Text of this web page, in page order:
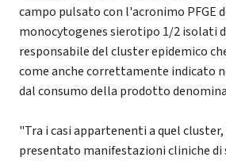
campo pulsato con l'acronimo PFGE
monocytogenes sierotipo 1/2 isolati
responsabile del cluster epidemico
come anche correttamente indicato
dal consumo della prodotto
"Tra i casi appartenenti a quel
presentato manifestazioni cliniche di